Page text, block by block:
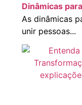
Dinâmicas
As dinâmicas
unir pessoas...